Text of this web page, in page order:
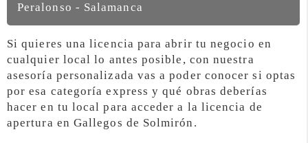
Peralonso - Salamanca
Si quieres una licencia para abrir tu negocio en
cualquier local lo antes posible, con nuestra
asesoría personalizada vas a poder conocer si optas
por esa categoría express y qué obras deberías
hacer en tu local para acceder a la licencia de
apertura en Gallegos de Solmirón.